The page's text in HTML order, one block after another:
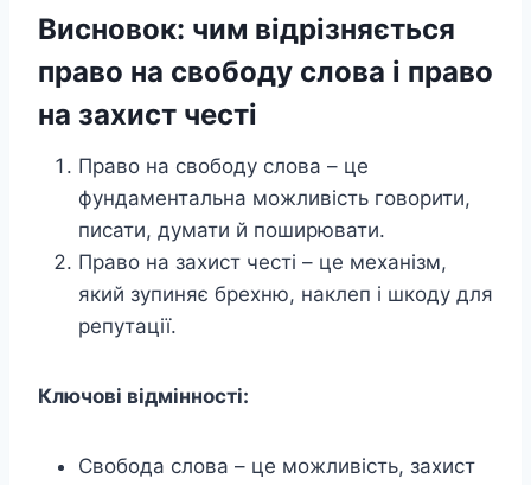
Висновок: чим відрізняється
право на свободу слова і право
на захист честі
Право на свободу слова – це
фундаментальна можливість говорити,
писати, думати й поширювати.
Право на захист честі – це механізм,
який зупиняє брехню, наклеп і шкоду для
репутації.
Ключові відмінності:
Свобода слова – це можливість, захист